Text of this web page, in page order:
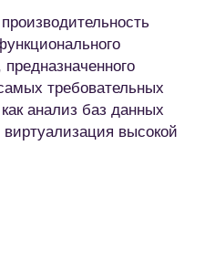
предназначенного
требовательных
анализ баз данных
высокой